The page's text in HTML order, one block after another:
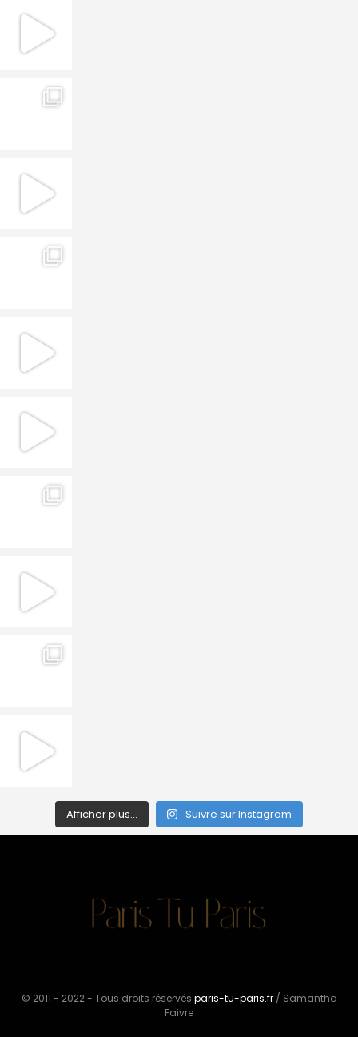
Afficher plus... Suivre sur Instagram
© 2011 - 2022 - Tous droits réservés paris-tu-paris.fr/ Samantha
Faivre